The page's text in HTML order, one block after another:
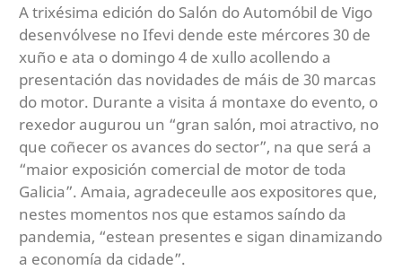
A trixésima edición do Salón do Automóbil de Vigo
desenvólvese no Ifevi dende este mércores 30 de
xuño e ata o domingo 4 de xullo acollendo a
presentación das novidades de máis de 30 marcas
do motor. Durante a visita á montaxe do evento, o
rexedor augurou un “gran salón, moi atractivo, no
que coñecer os avances do sector”, na que será a
“maior exposición comercial de motor de toda
Galicia”. Amaia, agradeceulle aos expositores que,
nestes momentos nos que estamos saíndo da
pandemia, “estean presentes e sigan dinamizando
a economía da cidade”.